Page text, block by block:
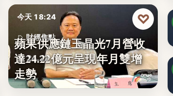
今天 18:24
財經焦點
24.22
蘋果供應鏈玉晶光7月營收
達24.22億元呈現年月雙增
走勢
♡